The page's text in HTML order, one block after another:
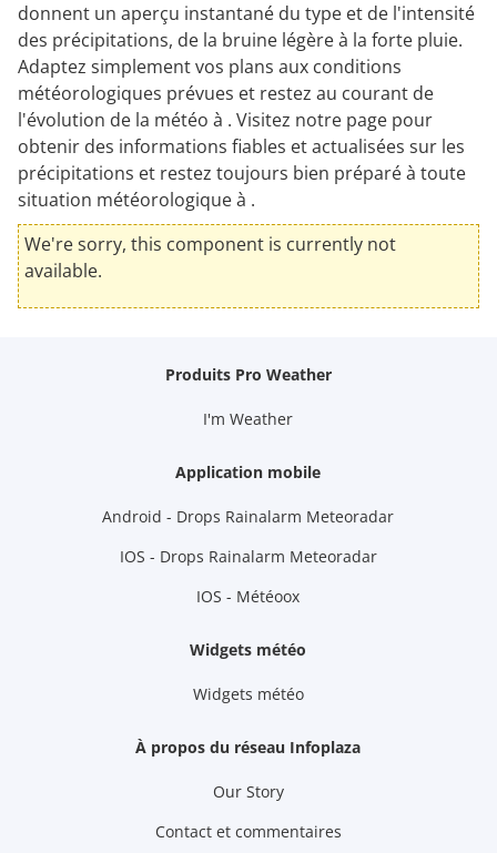
donnent un aperçu instantané du type et de l'intensité
des précipitations, de la bruine légère à la forte pluie.
Adaptez simplement vos plans aux conditions
météorologiques prévues et restez au courant de
l'évolution de la météo à . Visitez notre page pour
obtenir des informations fiables et actualisées sur les
précipitations et restez toujours bien préparé à toute
situation météorologique à .
We're sorry, this component is currently not
available.
Produits Pro Weather
I'm Weather
Application mobile
Android - Drops Rainalarm Meteoradar
IOS - Drops Rainalarm Meteoradar
IOS - Météoox
Widgets météo
Widgets météo
À propos du réseau Infoplaza
Our Story
Contact et commentaires